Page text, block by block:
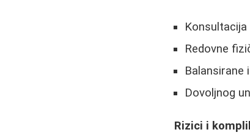
Redovne
Balansirane
Dovoljnog
Rizici i